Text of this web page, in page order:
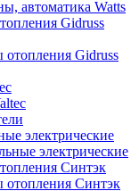
Gidruss
электрические
Синтэк